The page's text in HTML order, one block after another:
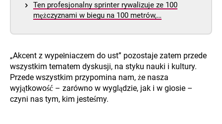
Ten profesjonalny sprinter rywalizuje ze 100
mężczyznami w biegu na 100 metrów,…
„Akcent z wypełniaczem do ust” pozostaje zatem przede
wszystkim tematem dyskusji, na styku nauki i kultury.
Przede wszystkim przypomina nam, że nasza
wyjątkowość – zarówno w wyglądzie, jak i w głosie –
czyni nas tym, kim jesteśmy.